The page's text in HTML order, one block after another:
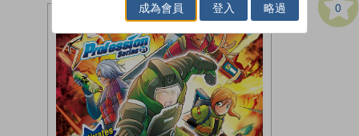
0
成為會員 登入 略過